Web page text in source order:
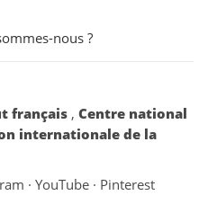
nous ?
français , Centre national
internationale de la
· YouTube · Pinterest